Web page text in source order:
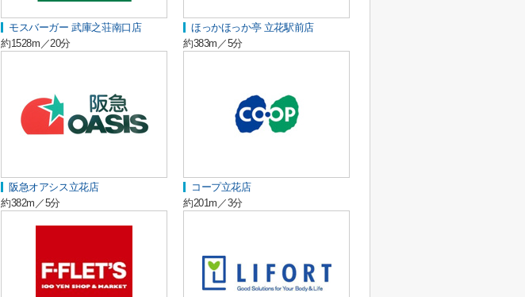
モスバーガー 武庫之荘南口店
約1528m／20分
ほっかほっか亭 立花駅前店
約383m／5分
阪急オアシス立花店
約382m／5分
コープ立花店
約201m／3分